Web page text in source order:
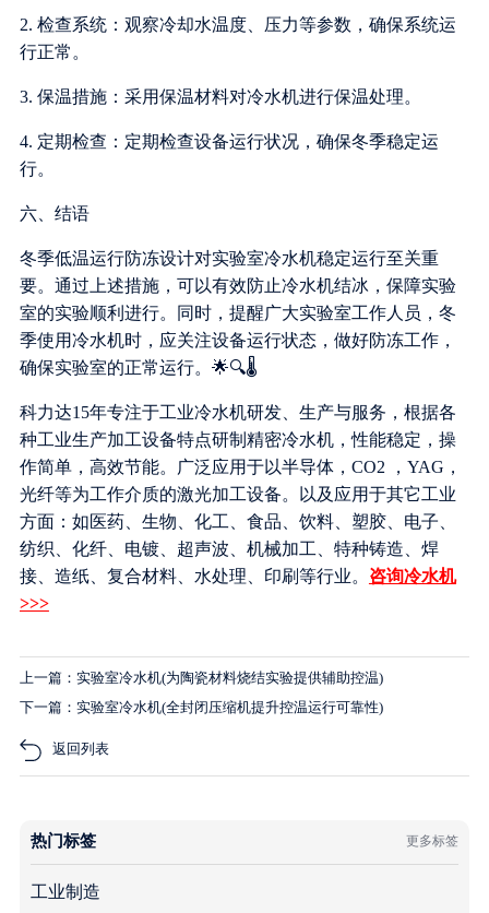
2. 检查系统：观察冷却水温度、压力等参数，确保系统运
行正常。
3. 保温措施：采用保温材料对冷水机进行保温处理。
4. 定期检查：定期检查设备运行状况，确保冬季稳定运
行。
六、结语
冬季低温运行防冻设计对实验室冷水机稳定运行至关重
要。通过上述措施，可以有效防止冷水机结冰，保障实验
室的实验顺利进行。同时，提醒广大实验室工作人员，冬
季使用冷水机时，应关注设备运行状态，做好防冻工作，
确保实验室的正常运行。🌟🔍🌡️
科力达15年专注于工业冷水机研发、生产与服务，根据各
种工业生产加工设备特点研制精密冷水机，性能稳定，操
作简单，高效节能。广泛应用于以半导体，CO2 ，YAG，
光纤等为工作介质的激光加工设备。以及应用于其它工业
方面：如医药、生物、化工、食品、饮料、塑胶、电子、
纺织、化纤、电镀、超声波、机械加工、特种铸造、焊
接、造纸、复合材料、水处理、印刷等行业。 咨询冷水机
>>>
上一篇：实验室冷水机(为陶瓷材料烧结实验提供辅助控温)
下一篇：实验室冷水机(全封闭压缩机提升控温运行可靠性)
返回列表
热门标签 更多标签
工业制造